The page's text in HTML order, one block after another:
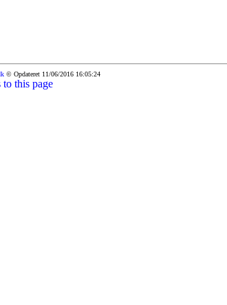
© Opdateret 11/06/2016 16:05:24